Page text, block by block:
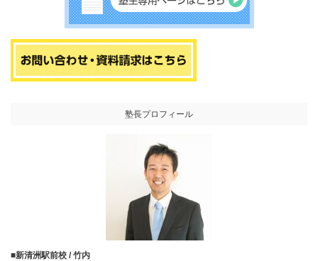
塾長プロフィール
■新清洲駅前校 / 竹内